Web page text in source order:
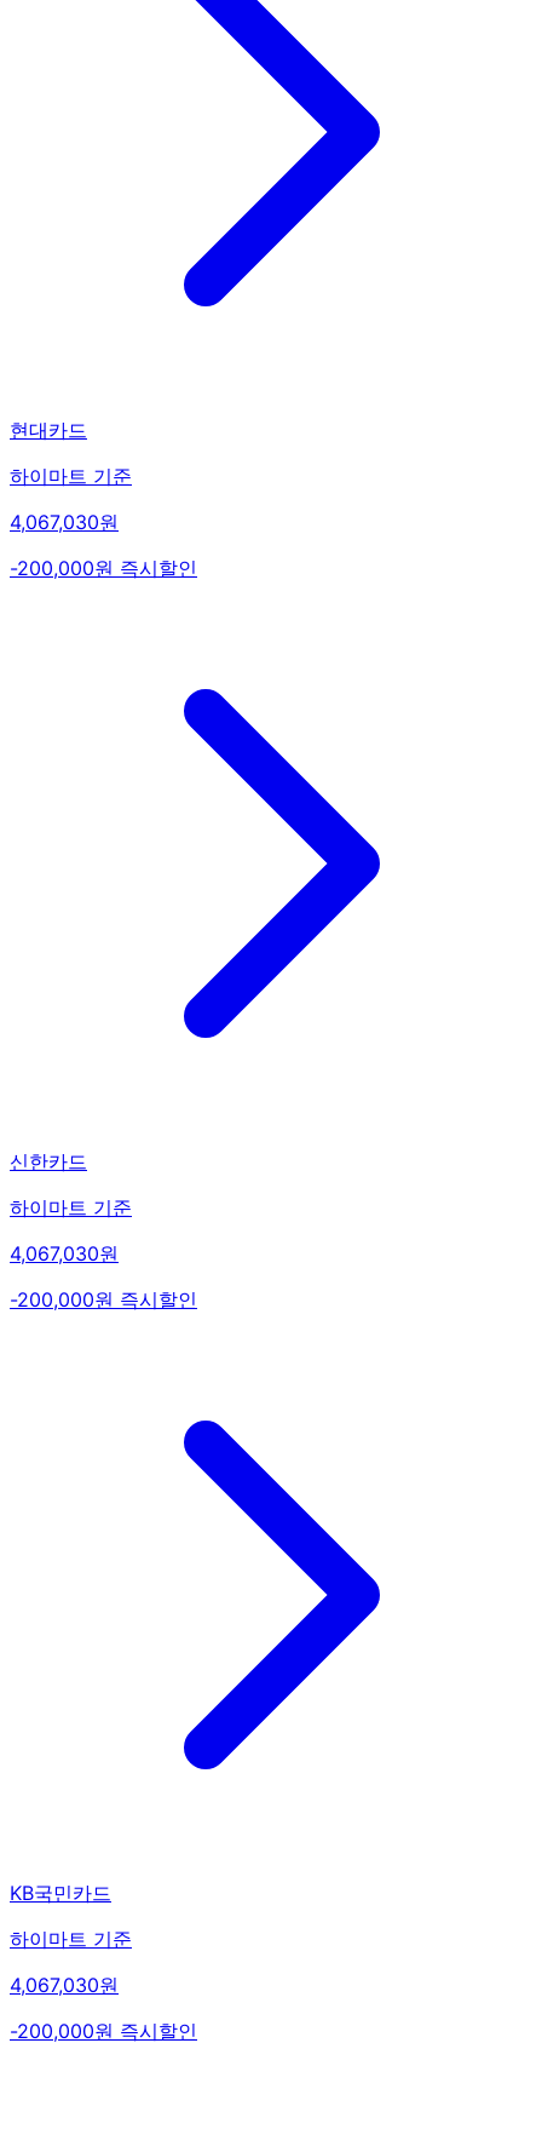
현대카드
하이마트 기준
4,067,030원
-200,000원 즉시할인
신한카드
하이마트 기준
4,067,030원
-200,000원 즉시할인
KB국민카드
하이마트 기준
4,067,030원
-200,000원 즉시할인